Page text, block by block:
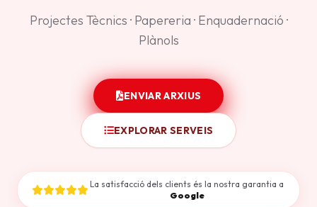
Projectes Tècnics · Papereria · Enquadernació ·
Plànols
ENVIAR ARXIUS
EXPLORAR SERVEIS
La satisfacció dels clients és la nostra garantia a
Google